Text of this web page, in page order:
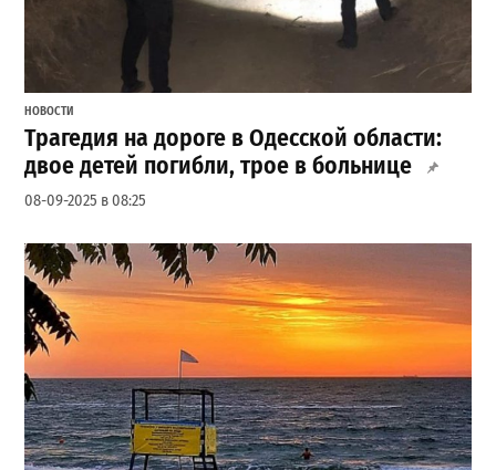
НОВОСТИ
Трагедия на дороге в Одесской области:
двое детей погибли, трое в больнице
08-09-2025 в 08:25